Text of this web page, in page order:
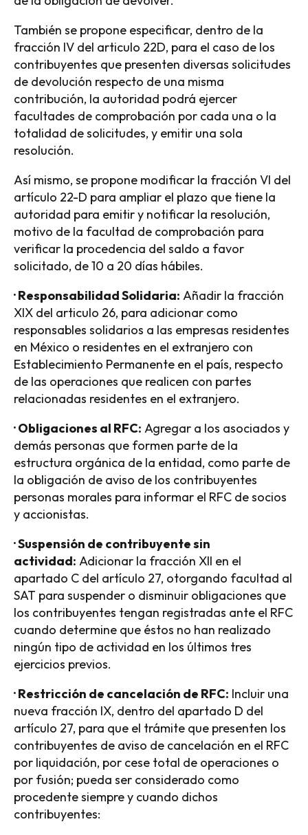
También se propone especificar, dentro de la
fracción IV del articulo 22D, para el caso de los
contribuyentes que presenten diversas solicitudes
de devolución respecto de una misma
contribución, la autoridad podrá ejercer
facultades de comprobación por cada una o la
totalidad de solicitudes, y emitir una sola
resolución.
Así mismo, se propone modificar la fracción VI del
artículo 22-D para ampliar el plazo que tiene la
autoridad para emitir y notificar la resolución,
motivo de la facultad de comprobación para
verificar la procedencia del saldo a favor
solicitado, de 10 a 20 días hábiles.
·Responsabilidad Solidaria: Añadir la fracción
XIX del articulo 26, para adicionar como
responsables solidarios a las empresas residentes
en México o residentes en el extranjero con
Establecimiento Permanente en el país, respecto
de las operaciones que realicen con partes
relacionadas residentes en el extranjero.
· Obligaciones al RFC: Agregar a los asociados y
demás personas que formen parte de la
estructura orgánica de la entidad, como parte de
la obligación de aviso de los contribuyentes
personas morales para informar el RFC de socios
y accionistas.
· Suspensión de contribuyente sin
actividad: Adicionar la fracción XII en el
apartado C del artículo 27, otorgando facultad al
SAT para suspender o disminuir obligaciones que
los contribuyentes tengan registradas ante el RFC
cuando determine que éstos no han realizado
ningún tipo de actividad en los últimos tres
ejercicios previos.
· Restricción de cancelación de RFC: Incluir una
nueva fracción IX, dentro del apartado D del
artículo 27, para que el trámite que presenten los
contribuyentes de aviso de cancelación en el RFC
por liquidación, por cese total de operaciones o
por fusión; pueda ser considerado como
procedente siempre y cuando dichos
contribuyentes: